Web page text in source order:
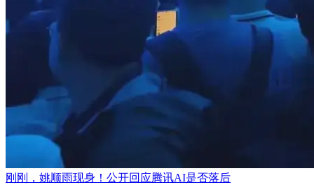
刚刚，姚顺雨现身！公开回应腾讯AI是否落后